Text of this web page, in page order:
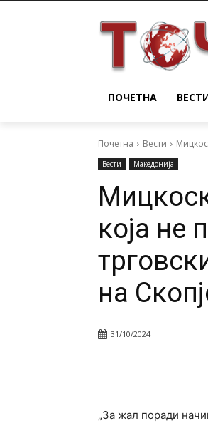
ПОЧЕТНА
Почетна Вести
Вести Македонија
која не
на
31/10/2024
„За жал поради